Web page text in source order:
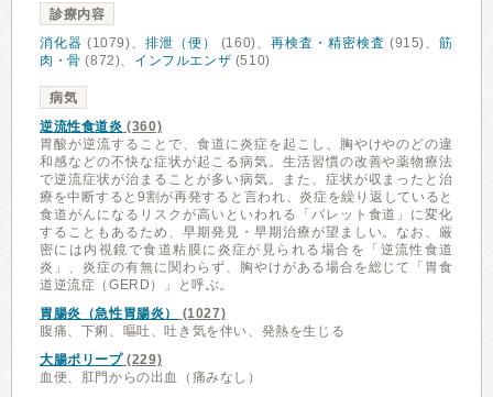
診療内容
消化器 (1079)、 排泄（便） (160)、再検査・精密検査 (915)、筋
肉・骨 (872)、 インフルエンザ (510)
病気
逆流性食道炎 (360)
胃酸が逆流することで、食道に炎症を起こし、胸やけやのどの違
和感などの不快な症状が起こる病気。生活習慣の改善や薬物療法
で逆流症状が治まることが多い病気。また、症状が収まったと治
療を中断すると9割が再発すると言われ、炎症を繰り返していると
食道がんになるリスクが高いといわれる「バレット食道」に変化
することもあるため、早期発見・早期治療が望ましい。なお、厳
密には内視鏡で食道粘膜に炎症が見られる場合を「逆流性食道
炎」、炎症の有無に関わらず、胸やけがある場合を総じて「胃食
道逆流症（GERD）」と呼ぶ。
胃腸炎（急性胃腸炎）
(1027)
腹痛、下痢、嘔吐、吐き気を伴い、発熱を生じる
大腸ポリープ(229)
血便、肛門からの出血（痛みなし）